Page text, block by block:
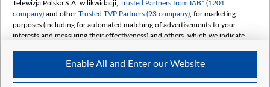
Белсат Now
Белсат Shorts
Белсат History
Белсат Music
Белсат Doc
Telewizja Polska S.A. w likwidacji, Trusted Partners from IAB* (1201
company) and otherTrusted TVP Partners (93 company) , for marketing
purposes (including for automated matching of advertisements to your
interests and measuring their effectiveness) and others, which we indicate
The purposes of processing your data by TVP S.A. w likwidacji are as
follows:
Enable All and Enter our Website